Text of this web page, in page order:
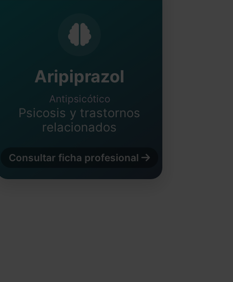
Aripiprazol
Antipsicótico
Psicosis y trastornos
relacionados
Consultar ficha profesional